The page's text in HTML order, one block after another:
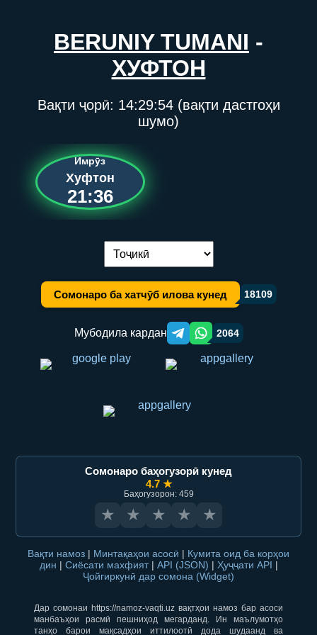
BERUNIY TUMANI -
ХУФТОН
Вақти ҷорӣ: 14:29:54(вақти дастгоҳи
шумо)
Имрӯз
Хуфтон
21:36
Иваз кардани забон:
Сомонаро ба хатчӯб илова кунед 18109
Мубодила кардан Telegram orqali ulashish
WhatsApp orqali ulashish
2064
Сомонаро баҳогузорӣ кунед
4.7 ★
Баҳогузорон: 459
★ ★ ★ ★ ★
Вақти намоз | Минтақаҳои асосӣ | Кумита оид ба корҳои
дин | Сиёсати махфият | API (JSON) | Ҳуҷҷати API |
Ҷойгиркунӣ дар сомона (Widget)
Дар сомонаи https://namoz-vaqti.uz вақтҳои намоз бар асоси
манбаъҳои расмӣ пешниҳод мегарданд. Ин маълумотҳо
танҳо барои мақсадҳои иттилоотӣ дода шудаанд ва